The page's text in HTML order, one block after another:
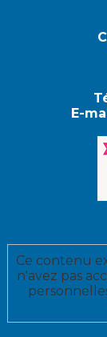
E-
Ce contenu
n'avez pas